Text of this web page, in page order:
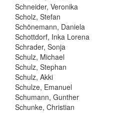
Schneider, Veronika
Scholz, Stefan
Schönemann, Daniela
Schottdorf, Inka Lorena
Schrader, Sonja
Schulz, Michael
Schulz, Stephan
Schulz, Akki
Schulze, Emanuel
Schumann, Gunther
Schunke, Christian